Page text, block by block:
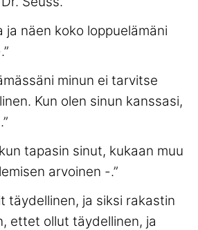
ja näen koko loppuelämäni
minun ei tarvitse
Kun olen sinun kanssasi,
tapasin sinut, kukaan muu
arvoinen -.”
täydellinen, ja siksi rakastin
ettet ollut täydellinen, ja